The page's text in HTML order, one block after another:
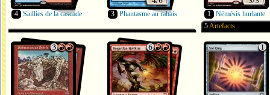
4 Saillies de la cascade 3 Phantasme au rabais 1 Némésis hurlante
5Artefacts